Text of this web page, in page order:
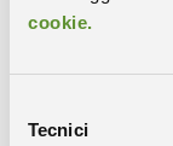
cookie.
delTecniciUnisciti a noi